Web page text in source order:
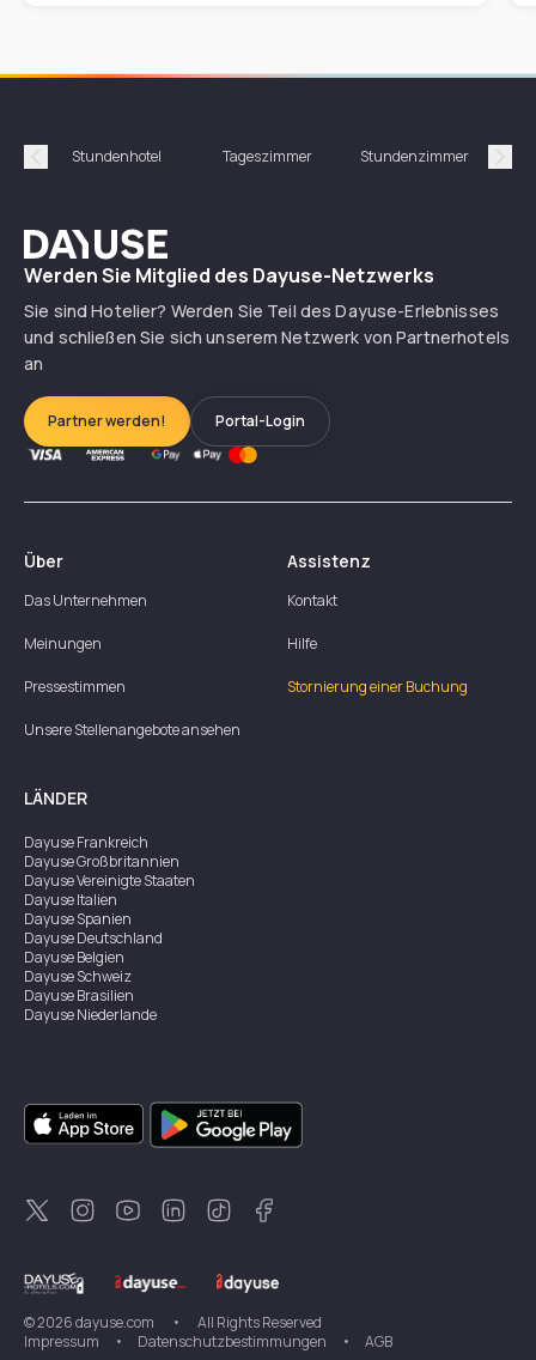
Précédent
Stundenhotel Tageszimmer Stundenzimmer
Dayuse
Werden Sie Mitglied des Dayuse-Netzwerks
Sie sind Hotelier? Werden Sie Teil des Dayuse-Erlebnisses
und schließen Sie sich unserem Netzwerk von Partnerhotels
an
Partner werden! Portal-Login
Über
Das Unternehmen
Meinungen
Pressestimmen
Unsere Stellenangebote ansehen
Assistenz
Kontakt
Hilfe
Stornierung einer Buchung
LÄNDER
DayuseFrankreich
DayuseGroßbritannien
DayuseVereinigte Staaten
DayuseItalien
DayuseSpanien
DayuseDeutschland
DayuseBelgien
DayuseSchweiz
DayuseBrasilien
DayuseNiederlande
DayuseKanada
DayuseSingapur
DayuseZweden
DayuseKorea
DayuseNeuseeland
©2026dayuse.com •
All Rights Reserved
Impressum
• Datenschutzbestimmungen • AGB